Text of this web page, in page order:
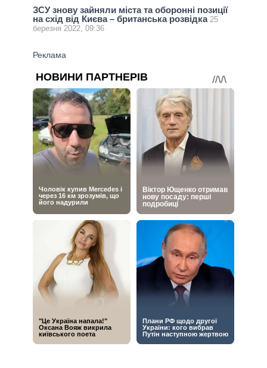
ЗСУ знову зайняли міста та оборонні позиції
на схід від Києва – британська розвідка 25
березня 2022, 09:36